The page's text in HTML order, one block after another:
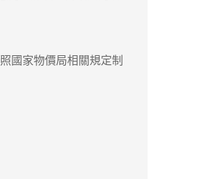
國家物價局相關規定制